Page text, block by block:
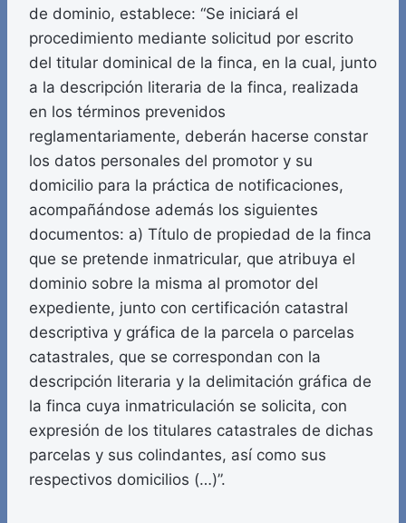
de dominio, establece: “Se iniciará el
procedimiento mediante solicitud por escrito
del titular dominical de la finca, en la cual, junto
a la descripción literaria de la finca, realizada
en los términos prevenidos
reglamentariamente, deberán hacerse constar
los datos personales del promotor y su
domicilio para la práctica de notificaciones,
acompañándose además los siguientes
documentos: a) Título de propiedad de la finca
que se pretende inmatricular, que atribuya el
dominio sobre la misma al promotor del
expediente, junto con certificación catastral
descriptiva y gráfica de la parcela o parcelas
catastrales, que se correspondan con la
descripción literaria y la delimitación gráfica de
la finca cuya inmatriculación se solicita, con
expresión de los titulares catastrales de dichas
parcelas y sus colindantes, así como sus
respectivos domicilios (…)”.